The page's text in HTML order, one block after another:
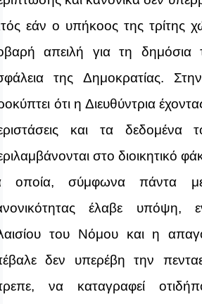
εάν ο υπήκοος της τρίτης
απειλή για τη δημόσια
της Δημοκρατίας.
ότι η Διευθύντρια
και τα δεδομένα
στο διοικητικό
οποία, σύμφωνα πάντα
έλαβε υπόψη,
του Νόμου και η
δεν υπερέβη την
να καταγραφεί